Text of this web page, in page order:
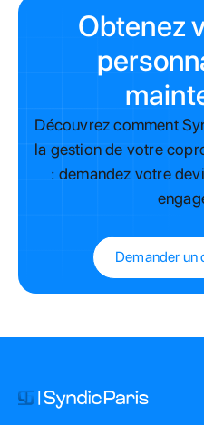
Obtenez
Découvrez comment
la gestion de votre
: demandez votre
Demander un